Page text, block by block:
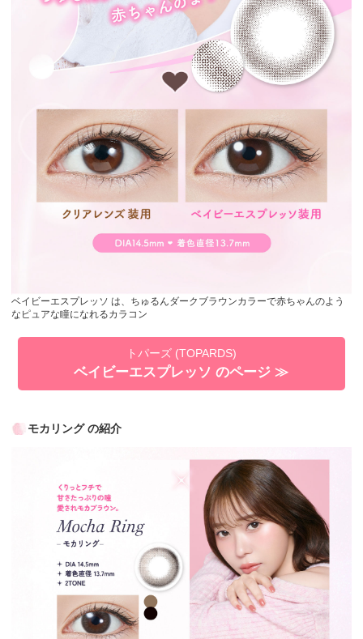
ベイビーエスプレッソ は、ちゅるんダークブラウンカラーで赤ちゃんのよう
なピュアな瞳になれるカラコン
トパーズ (TOPARDS)
ベイビーエスプレッソ のページ ≫
モカリング の紹介